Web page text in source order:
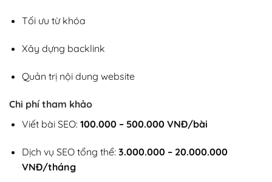
Tối ưu từ khóa
Xây dựng backlink
Quản trị nội dung website
Chi phí tham khảo
Viết bài SEO: 100.000 – 500.000 VNĐ/bài
Dịch vụ SEO tổng thể: 3.000.000 – 20.000.000
VNĐ/tháng